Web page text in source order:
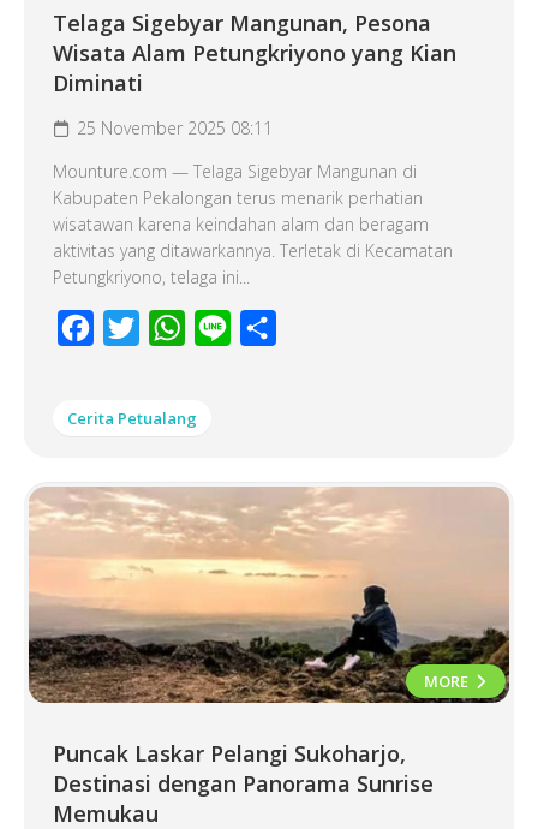
Telaga Sigebyar Mangunan, Pesona
Wisata Alam Petungkriyono yang Kian
Diminati
25 November 2025 08:11
Mounture.com — Telaga Sigebyar Mangunan di
Kabupaten Pekalongan terus menarik perhatian
wisatawan karena keindahan alam dan beragam
aktivitas yang ditawarkannya. Terletak di Kecamatan
Petungkriyono, telaga ini...
Facebook
Twitter WhatsApp
Line
Cerita Petualang
MORE
Puncak Laskar Pelangi Sukoharjo,
Destinasi dengan Panorama Sunrise
Memukau